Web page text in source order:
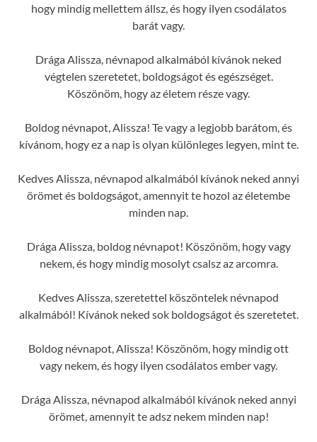
hogy mindig mellettem állsz, és hogy ilyen csodálatos
barát vagy.
Drága Alissza, névnapod alkalmából kívánok neked
végtelen szeretetet, boldogságot és egészséget.
Köszönöm, hogy az életem része vagy.
Boldog névnapot, Alissza! Te vagy a legjobb barátom, és
kívánom, hogy ez a nap is olyan különleges legyen, mint te.
Kedves Alissza, névnapod alkalmából kívánok neked annyi
örömet és boldogságot, amennyit te hozol az életembe
minden nap.
Drága Alissza, boldog névnapot! Köszönöm, hogy vagy
nekem, és hogy mindig mosolyt csalsz az arcomra.
Kedves Alissza, szeretettel köszöntelek névnapod
alkalmából! Kívánok neked sok boldogságot és szeretetet.
Boldog névnapot, Alissza! Köszönöm, hogy mindig ott
vagy nekem, és hogy ilyen csodálatos ember vagy.
Drága Alissza, névnapod alkalmából kívánok neked annyi
örömet, amennyit te adsz nekem minden nap!